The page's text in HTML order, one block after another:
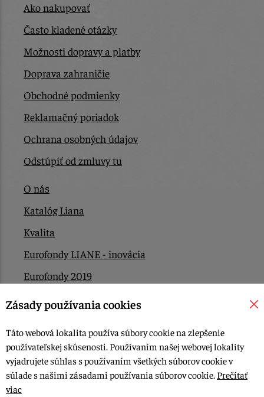
Ako nakupovať
Často kladené otázky
Možnosti dopravy a platby
Doprava zahraničie
Obchodné podmienky
Reklamačný poriadok
Ochrana osobných údajov
Odstúpiť od zmluvy tu
O nás
Katalóg Liana
Kvalita
Eurofondy LIANE - inovácia
Eurofondy 2019
Eurofondy 2022/2023
Kontakt
© 2015-2026, LIANA GOLIAŠ s.r.o. všetky práva vyhradené.
Zásady používania cookies
Táto webová lokalita používa súbory cookie na zlepšenie
používateľskej skúsenosti. Používaním našej webovej lokality
vyjadrujete súhlas s používaním všetkých súborov cookie v
súlade s našimi zásadami používania súborov cookie. Prečítať
viac